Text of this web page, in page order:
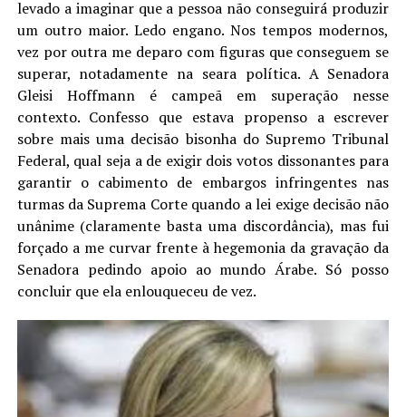
levado a imaginar que a pessoa não conseguirá produzir
um outro maior. Ledo engano. Nos tempos modernos,
vez por outra me deparo com figuras que conseguem se
superar, notadamente na seara política. A Senadora
Gleisi Hoffmann é campeã em superação nesse
contexto. Confesso que estava propenso a escrever
sobre mais uma decisão bisonha do Supremo Tribunal
Federal, qual seja a de exigir dois votos dissonantes para
garantir o cabimento de embargos infringentes nas
turmas da Suprema Corte quando a lei exige decisão não
unânime (claramente basta uma discordância), mas fui
forçado a me curvar frente à hegemonia da gravação da
Senadora pedindo apoio ao mundo Árabe. Só posso
concluir que ela enlouqueceu de vez.